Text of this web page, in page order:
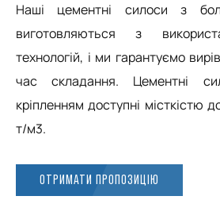
Наші цементні силоси з
виготовляються з
технологій, і ми гарантуємо
час складання. Цементні
кріпленням доступні місткістю
т/м3.
ОТРИМАТИ ПРОПОЗИЦІЮ